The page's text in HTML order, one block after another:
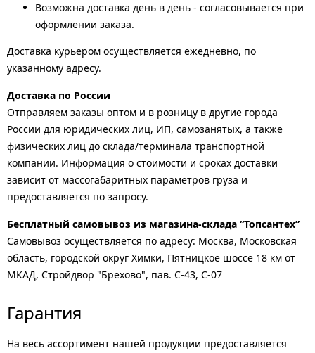
Возможна доставка день в день - согласовывается при
оформлении заказа.
Доставка курьером осуществляется ежедневно, по
указанному адресу.
Доставка по России
Отправляем заказы оптом и в розницу в другие города
России для юридических лиц, ИП, самозанятых, а также
физических лиц до склада/терминала транспортной
компании. Информация о стоимости и сроках доставки
зависит от массогабаритных параметров груза и
предоставляется по запросу.
Бесплатный самовывоз из магазина-склада “Топсантех”
Самовывоз осуществляется по адресу: Москва, Московская
область, городской округ Химки, Пятницкое шоссе 18 км от
МКАД, Стройдвор "Брехово", пав. С-43, С-07
Гарантия
На весь ассортимент нашей продукции предоставляется